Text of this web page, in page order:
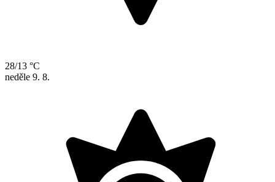
28/13 °C
neděle 9. 8.